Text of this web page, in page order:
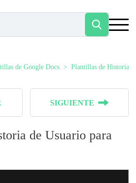
de Google Docs Plantillas de Historia
SIGUIENTE
de Usuario para